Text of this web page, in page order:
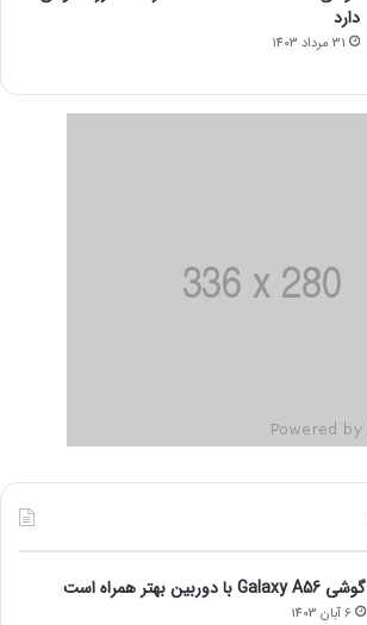
دارد
31 مرداد 1403
گوشی Galaxy A56 با دوربین بهتر همراه است
6 آبان 1403